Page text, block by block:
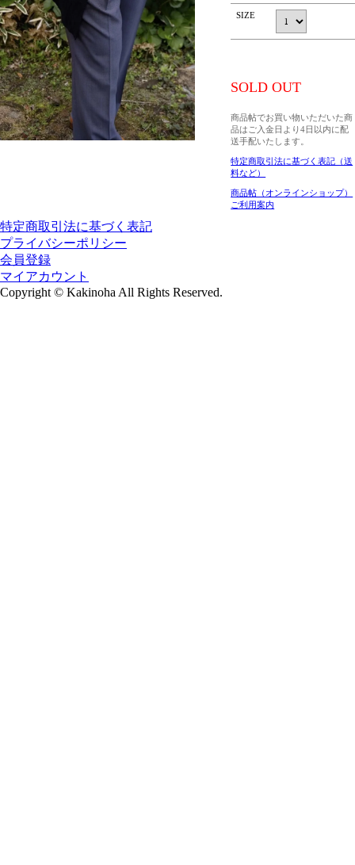
SIZE
SOLD OUT
商品帖でお買い物いただいた商
品はご入金日より4日以内に配
送手配いたします。
特定商取引法に基づく表記（送
料など）
商品帖（オンラインショップ）
ご利用案内
特定商取引法に基づく表記
プライバシーポリシー
会員登録
マイアカウント
Copyright © Kakinoha All Rights Reserved.